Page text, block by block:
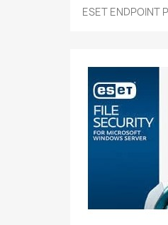
ESET ENDPOINT